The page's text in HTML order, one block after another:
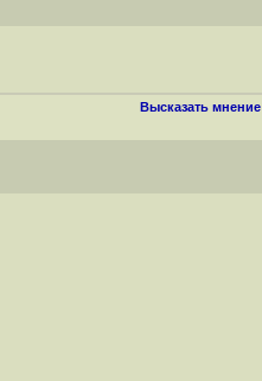
Высказать мнение